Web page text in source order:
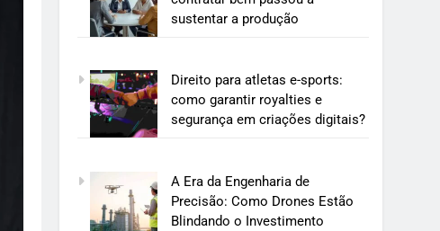
sustentar a produção
Direito para atletas e-sports:
como garantir royalties e
segurança em criações digitais?
A Era da Engenharia de
Precisão: Como Drones Estão
Blindando o Investimento